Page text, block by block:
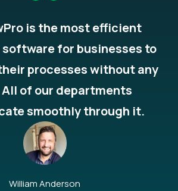
is the most efficient
for businesses to
processes without any
of our departments
smoothly through it.
William Anderson